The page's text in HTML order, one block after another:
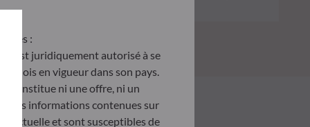
:
est juridiquement autorisé à se
lois en vigueur dans son pays.
constitue ni une offre, ni un
Les informations contenues sur
et sont susceptibles de